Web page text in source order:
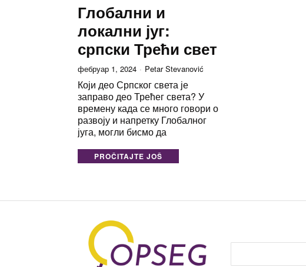
Глобални и
локални југ:
српски Трећи свет
фебруар 1, 2024 Petar Stevanović
Који део Српског света је
заправо део Трећег света? У
времену када се много говори о
развоју и напретку Глобалног
југа, могли бисмо да
PROČITAJTE JOŠ